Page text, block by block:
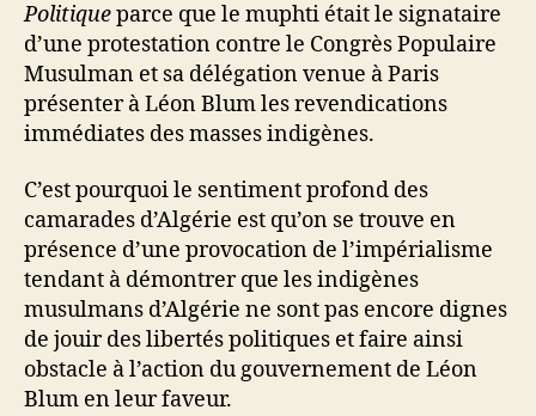
Politiqueparce que le muphti était le signataire
d’une protestation contre le Congrès Populaire
Musulman et sa délégation venue à Paris
présenter à Léon Blum les revendications
immédiates des masses indigènes.
C’est pourquoi le sentiment profond des
camarades d’Algérie est qu’on se trouve en
présence d’une provocation de l’impérialisme
tendant à démontrer que les indigènes
musulmans d’Algérie ne sont pas encore dignes
de jouir des libertés politiques et faire ainsi
obstacle à l’action du gouvernement de Léon
Blum en leur faveur.